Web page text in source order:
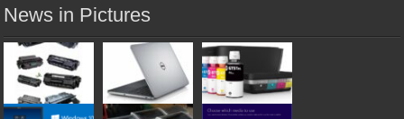
News in Pictures